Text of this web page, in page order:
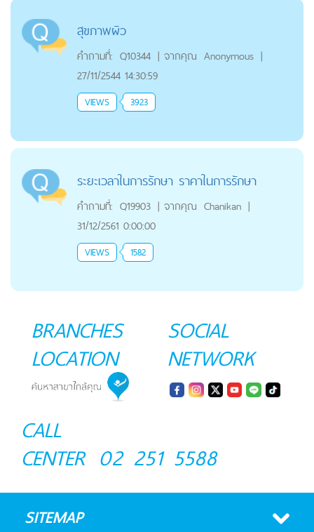
สุขภาพผิว
คำถามที่: Q10344 | จากคุณ Anonymous |
27/11/2544 14:30:59
VIEWS 3923
ระยะเวลาในการรักษา ราคาในการรักษา
คำถามที่: Q19903 | จากคุณ Chanikan |
31/12/2561 0:00:00
VIEWS 1582
BRANCHES
LOCATION
SOCIAL
NETWORK
CALL
CENTER 02 251 5588
SITEMAP